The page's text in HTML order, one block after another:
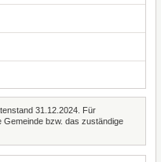
31.12.2024. Für
Gemeinde bzw. das zuständige